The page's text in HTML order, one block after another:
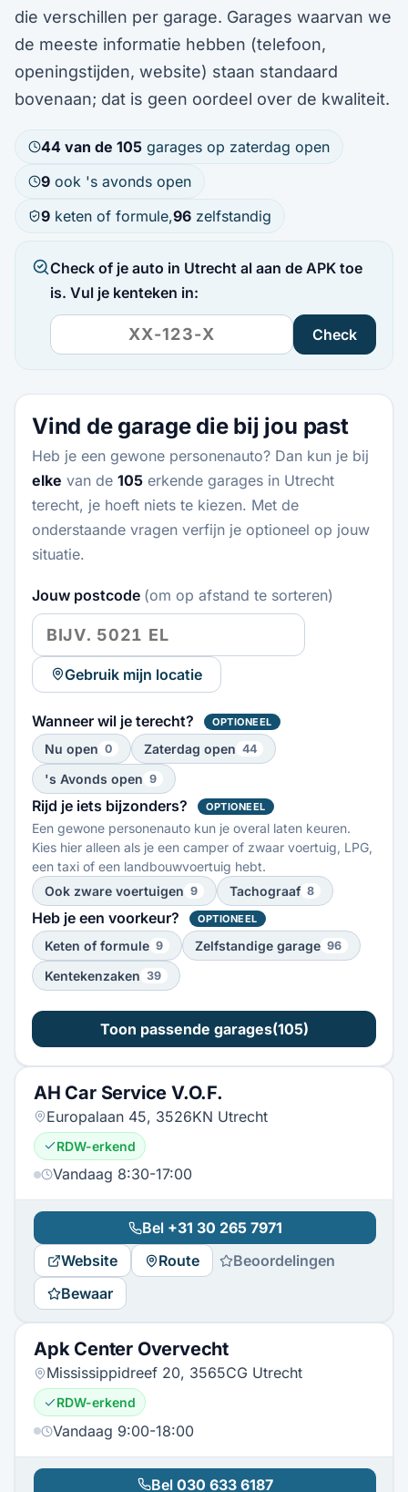
die verschillen per garage. Garages waarvan we
de meeste informatie hebben (telefoon,
openingstijden, website) staan standaard
bovenaan; dat is geen oordeel over de kwaliteit.
44 van de 105 garages op zaterdag open
9 ook 's avonds open
9 keten of formule,96 zelfstandig
Check of je auto in Utrecht al aan de APK toe
is. Vul je kenteken in:
Check
Vind de garage die bij jou past
Heb je een gewone personenauto? Dan kun je bij
elke van de 105 erkende garages in Utrecht
terecht, je hoeft niets te kiezen. Met de
onderstaande vragen verfijn je optioneel op jouw
situatie.
Jouw postcode (om op afstand te sorteren)
Gebruik mijn locatie
Wanneer wil je terecht? OPTIONEEL
Nu open 0 Zaterdag open 44
's Avonds open 9
Rijd je iets bijzonders? OPTIONEEL
Een gewone personenauto kun je overal laten keuren.
Kies hier alleen als je een camper of zwaar voertuig, LPG,
een taxi of een landbouwvoertuig hebt.
Ook zware voertuigen 9 Tachograaf 8
Heb je een voorkeur? OPTIONEEL
Keten of formule 9 Zelfstandige garage 96
Kentekenzaken 39
Toon passende garages(105)
AH Car Service V.O.F.
Europalaan 45, 3526KN Utrecht
RDW-erkend
Vandaag 8:30-17:00
Bel +31 30 265 7971
Website
Route
Beoordelingen
Bewaar
Apk Center Overvecht
Mississippidreef 20, 3565CG Utrecht
RDW-erkend
Vandaag 9:00-18:00
Bel 030 633 6187